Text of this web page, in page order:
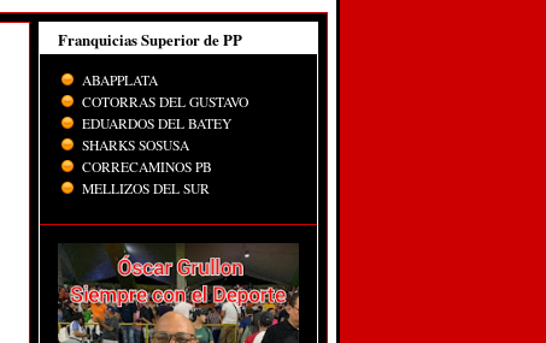
Franquicias Superior de PP
ABAPPLATA
COTORRAS DEL GUSTAVO
EDUARDOS DEL BATEY
SHARKS SOSUSA
CORRECAMINOS PB
MELLIZOS DEL SUR